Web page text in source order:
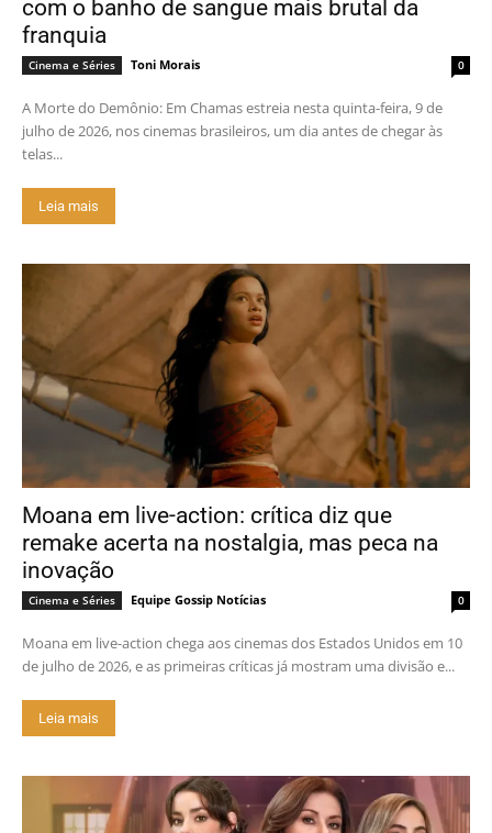
com o banho de sangue mais brutal da
franquia
Cinema e Séries Toni Morais 0
A Morte do Demônio: Em Chamas estreia nesta quinta-feira, 9 de
julho de 2026, nos cinemas brasileiros, um dia antes de chegar às
telas...
Leia mais
Moana em live-action: crítica diz que
remake acerta na nostalgia, mas peca na
inovação
Cinema e Séries Equipe Gossip Notícias 0
Moana em live-action chega aos cinemas dos Estados Unidos em 10
de julho de 2026, e as primeiras críticas já mostram uma divisão e...
Leia mais